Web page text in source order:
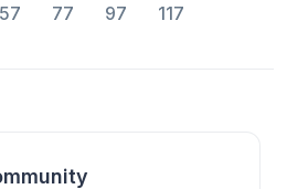
57 77 97 117